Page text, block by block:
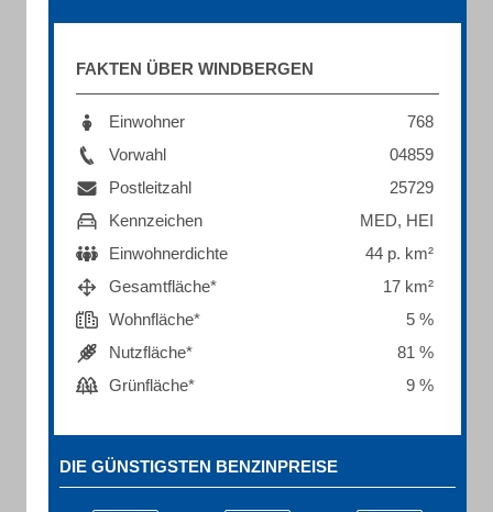
FAKTEN ÜBER WINDBERGEN
Einwohner
768
Vorwahl
04859
Postleitzahl
25729
Kennzeichen
MED, HEI
Einwohnerdichte
44 p. km²
Gesamtfläche*
17 km²
Wohnfläche*
5 %
Nutzfläche*
81 %
Grünfläche*
9 %
DIE GÜNSTIGSTEN BENZINPREISE